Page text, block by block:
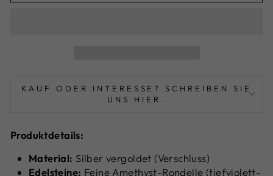
KAUF ODER INTERESSE? SCHREIBEN SIE
UNS HIER.
Produktdetails:
Material: Silber vergoldet (Verschluss)
Edelsteine: Feine Amethyst-Rondelle (tiefviolett-